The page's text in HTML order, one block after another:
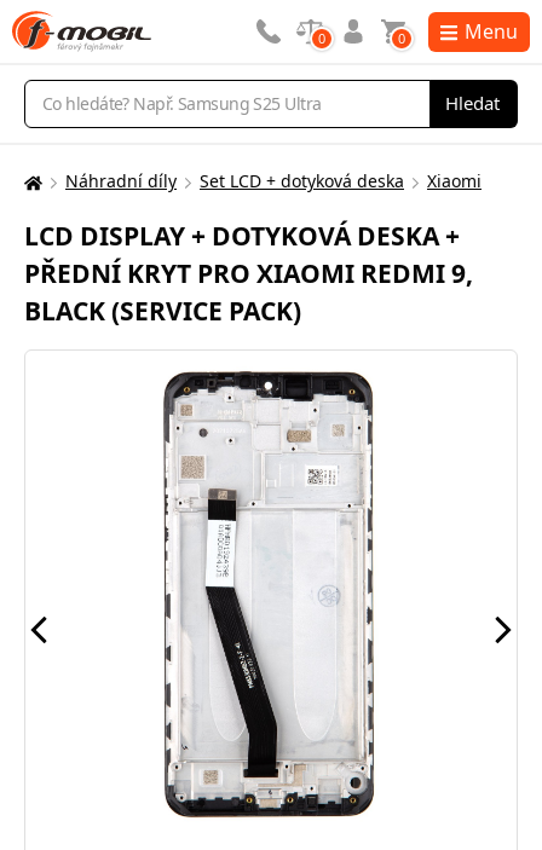
Vyhledávání
Hledat
0 0 Menu
Zde
nacházíte:
Náhradní díly Set LCD + dotyková deska Xiaomi
LCD DISPLAY + DOTYKOVÁ DESKA +
PŘEDNÍ KRYT PRO XIAOMI REDMI 9,
BLACK (SERVICE PACK)